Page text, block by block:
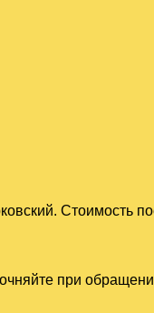
Стоимость
при